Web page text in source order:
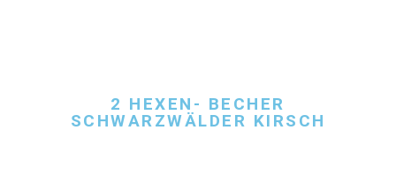
2 HEXEN- BECHER
SCHWARZWÄLDER KIRSCH